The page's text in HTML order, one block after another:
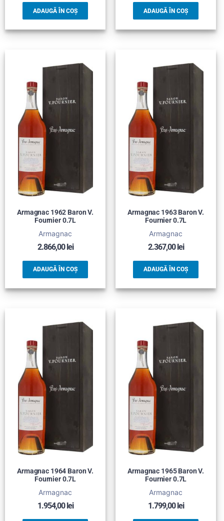
ADAUGĂ ÎN COȘ ADAUGĂ ÎN COȘ
Armagnac 1962 Baron V.
Fournier 0.7L
Armagnac
2.866,00 lei
ADAUGĂ ÎN COȘ
Armagnac 1963 Baron V.
Fournier 0.7L
Armagnac
2.367,00 lei
ADAUGĂ ÎN COȘ
Armagnac 1964 Baron V.
Fournier 0.7L
Armagnac
1.954,00lei
Armagnac 1965 Baron V.
Fournier 0.7L
Armagnac
1.799,00lei